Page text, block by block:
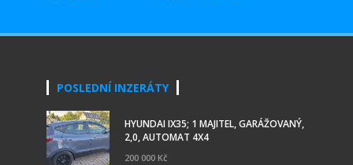
POSLEDNÍ INZERÁTY
HYUNDAI IX35; 1 MAJITEL, GARÁŽOVANÝ,
2,0, AUTOMAT 4X4
200 000 Kč